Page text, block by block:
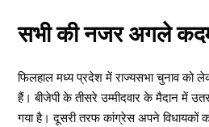
सभी की नजर अगले
फिलहाल मध्य प्रदेश में राज्यसभा चुनाव को
हैं। बीजेपी के तीसरे उम्मीदवार के मैदान में
गया है। दूसरी तरफ कांग्रेस अपने